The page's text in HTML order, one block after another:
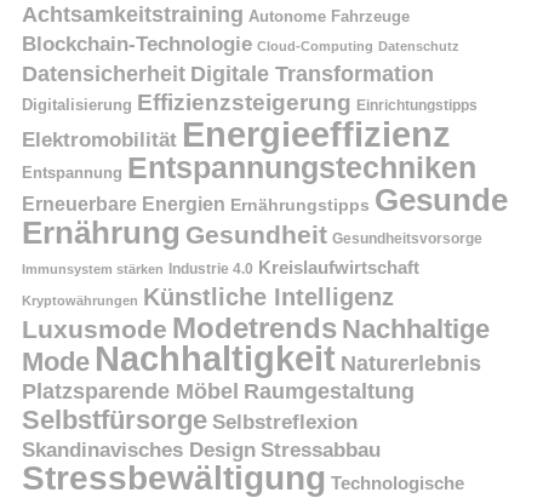
Achtsamkeitstraining Autonome Fahrzeuge
Blockchain-Technologie Cloud-Computing Datenschutz
Datensicherheit Digitale Transformation
Digitalisierung Effizienzsteigerung Einrichtungstipps
Elektromobilität Energieeffizienz
Entspannung Entspannungstechniken
Erneuerbare Energien Ernährungstipps Gesunde
Ernährung Gesundheit Gesundheitsvorsorge
Immunsystem stärken Industrie 4.0 Kreislaufwirtschaft
Kryptowährungen Künstliche Intelligenz
Luxusmode Modetrends Nachhaltige
Mode Nachhaltigkeit Naturerlebnis
Platzsparende Möbel Raumgestaltung
Selbstfürsorge Selbstreflexion
Skandinavisches Design Stressabbau
Stressbewältigung Technologische